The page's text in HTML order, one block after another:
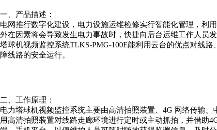
一、产品描述：
电网推行数字化建设，电力设施运维检修实行智能化管理，利
外在因素将会导致发生电力事故时，快捷向后台运维工作人员
塔球机视频监控系统TLKS-PMG-100E能利用云台的优点对线
障线路的安全运行。
二、工作原理：
电力塔球机视频监控系统主要由高清拍照装置、4G 网络传输
用高清拍照装置对线路走廊环境进行定时或主动抓拍，并借助